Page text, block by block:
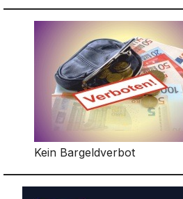
Kein Bargeldverbot